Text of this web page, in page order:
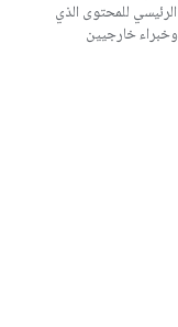
الرئيسي للمحتوى الذي
كتبه أعضاء فريق Chrome وخبراء خارجيين